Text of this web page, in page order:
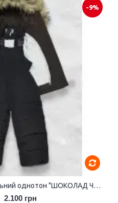
-9%
Комбінезон зимовий роздільний однотон "ШОКОЛАД ЧОРНИЙ"
2.100 грн